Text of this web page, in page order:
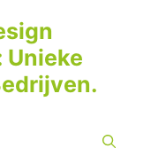
Unieke